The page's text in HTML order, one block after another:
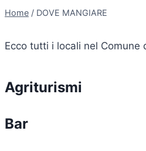
Home / DOVE MANGIARE
Ecco tutti i locali nel Comune
Agriturismi
Bar